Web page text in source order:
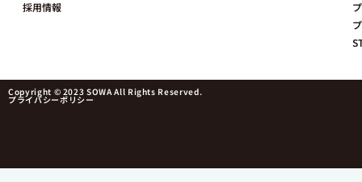
採用情報
Copyright © 2023 SOWA All Rights Reserved.
プライバシーポリシー